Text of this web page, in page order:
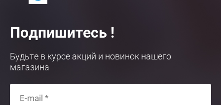
Подпишитесь !
Будьте в курсе акций и новинок нашего
магазина